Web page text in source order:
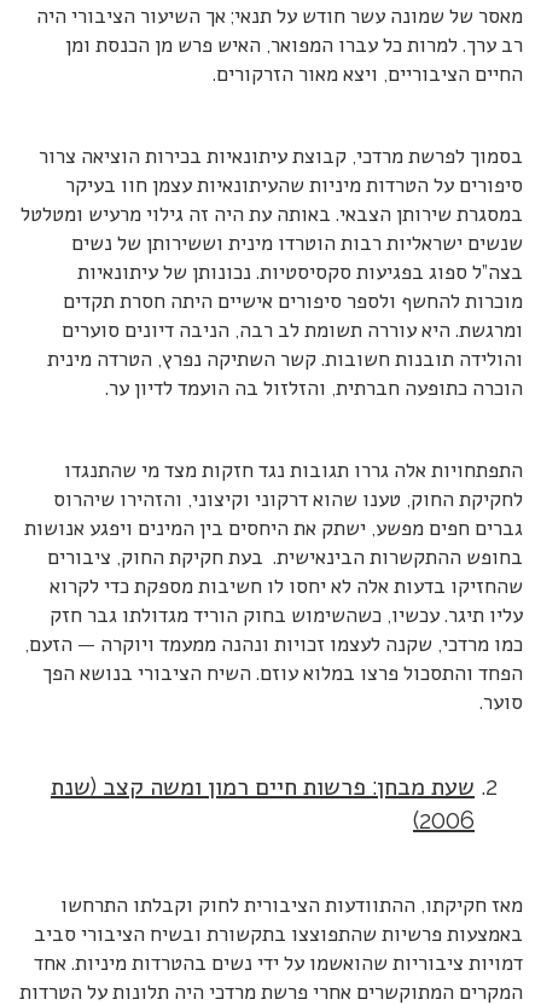
מאסר של שמונה עשר חודש על תנאי; אך השיעור הציבורי היה
רב ערך. למרות כל עברו המפואר, האיש פרש מן הכנסת ומן
החיים הציבוריים, ויצא מאור הזרקורים.
בסמוך לפרשת מרדכי, קבוצת עיתונאיות בכירות הוציאה צרור
סיפורים על הטרדות מיניות שהעיתונאיות עצמן חוו בעיקר
במסגרת שירותן הצבאי. באותה עת היה זה גילוי מרעיש ומטלטל
שנשים ישראליות רבות הוטרדו מינית וששירותן של נשים
בצה”ל ספוג בפגיעות סקסיסטיות. נכונותן של עיתונאיות
מוכרות להחשף ולספר סיפורים אישיים היתה חסרת תקדים
ומרגשת. היא עוררה תשומת לב רבה, הניבה דיונים סוערים
והולידה תובנות חשובות. קשר השתיקה נפרץ, הטרדה מינית
הוכרה כתופעה חברתית, והזלזול בה הועמד לדיון ער.
התפתחויות אלה גררו תגובות נגד חזקות מצד מי שהתנגדו
לחקיקת החוק, טענו שהוא דרקוני וקיצוני, והזהירו שיהרוס
גברים חפים מפשע, ישתק את היחסים בין המינים ויפגע אנושות
בחופש ההתקשרות הבינאישית. בעת חקיקת החוק, ציבורים
שהחזיקו בדעות אלה לא יחסו לו חשיבות מספקת כדי לקרוא
עליו תיגר. עכשיו, כשהשימוש בחוק הוריד מגדולתו גבר חזק
כמו מרדכי, שקנה לעצמו זכויות ונהנה ממעמד ויוקרה — הזעם,
הפחד והתסכול פרצו במלוא עוזם. השיח הציבורי בנושא הפך
סוער.
שעת מבחן: פרשות חיים רמון ומשה קצב (שנת
2006)
מאז חקיקתו, ההתוודעות הציבורית לחוק וקבלתו התרחשו
באמצעות פרשיות שהתפוצצו בתקשורת ובשיח הציבורי סביב
דמויות ציבוריות שהואשמו על ידי נשים בהטרדות מיניות. אחד
המקרים המתוקשרים אחרי פרשת מרדכי היה תלונות על הטרדות